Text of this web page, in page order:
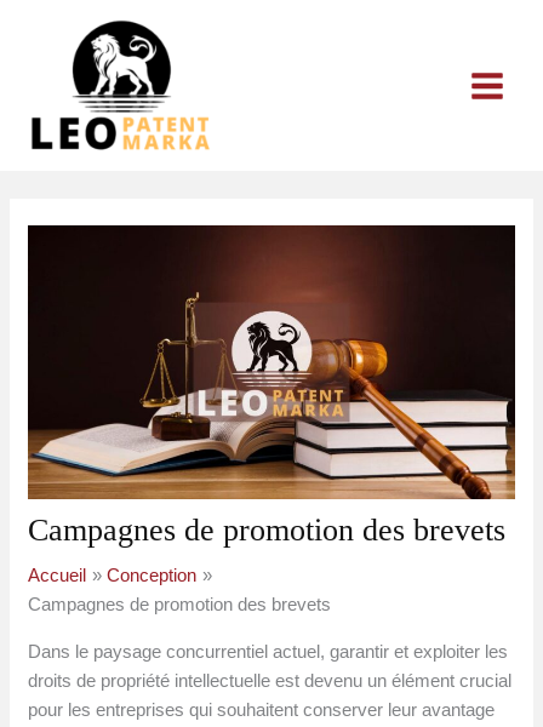
Campagnes de promotion des brevets
Accueil
Conception
Campagnes de promotion des brevets
Dans le paysage concurrentiel actuel, garantir et exploiter les
droits de propriété intellectuelle est devenu un élément crucial
pour les entreprises qui souhaitent conserver leur avantage